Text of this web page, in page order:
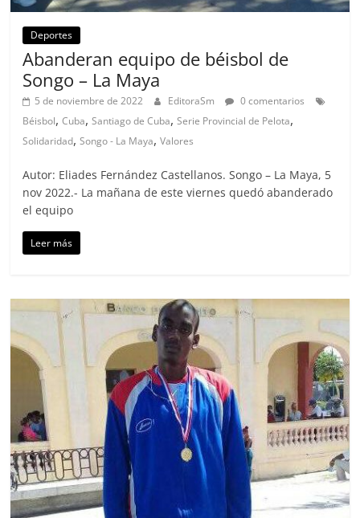
Deportes
Abanderan equipo de béisbol de
Songo – La Maya
5 de noviembre de 2022 EditoraSm
0 comentarios
Béisbol,Cuba,Santiago de Cuba,Serie Provincial de Pelota,
Solidaridad,Songo - La Maya,Valores
Autor: Eliades Fernández Castellanos. Songo – La Maya, 5
nov 2022.- La mañana de este viernes quedó abanderado
el equipo
Leer más